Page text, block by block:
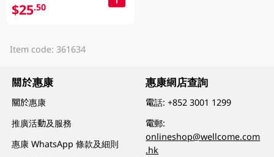
$25.50
Item code: 361634
關於惠康
關於惠康
推廣活動及服務
惠康 WhatsApp 條款及細則
惠康網店查詢
電話:+852 3001 1299
電郵:
onlineshop@wellcome.com
.hk